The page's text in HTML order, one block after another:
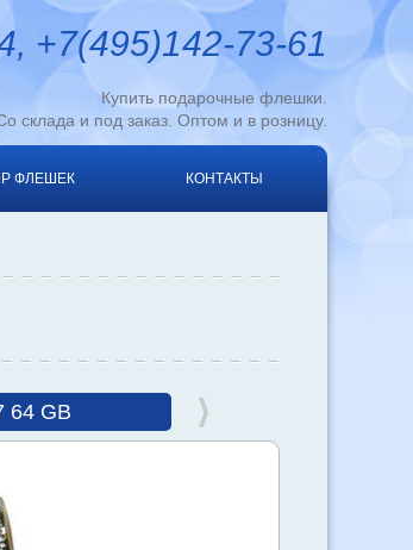
+7(495)142-73-61
Купить подарочные флешки.
склада и под заказ. Оптом и в розницу.
ФЛЕШЕК КОНТАКТЫ
64 GB